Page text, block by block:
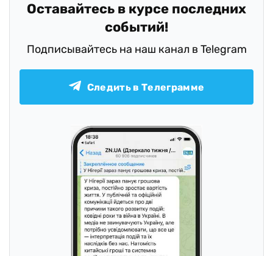
Оставайтесь в курсе последних
событий!
Подписывайтесь на наш канал в Telegram
Следить в Телеграмме